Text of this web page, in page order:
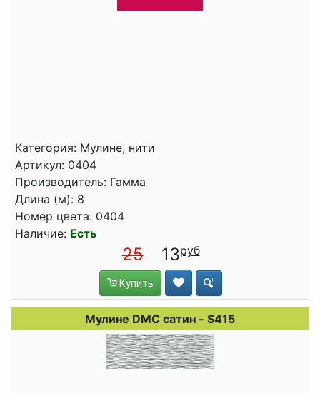
Категория: Мулине, нити
Артикул: 0404
Производитель: Гамма
Длина (м): 8
Номер цвета: 0404
Наличие: Есть
25 13
Купить
Мулине DMC сатин - S415